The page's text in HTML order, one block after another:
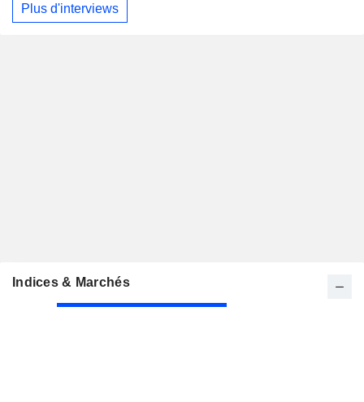
Plus d'interviews
Indices & Marchés